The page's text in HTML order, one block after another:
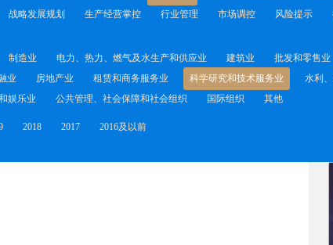
战略发展规划 生产经营掌控 行业管理 市场调控 风险提示
制造业 电力、热力、燃气及水生产和供应业 建筑业 批发和零售业
业 房地产业 租赁和商务服务业 科学研究和技术服务业 水利
娱乐业 公共管理、社会保障和社会组织 国际组织 其他
2018 2017 2016及以前